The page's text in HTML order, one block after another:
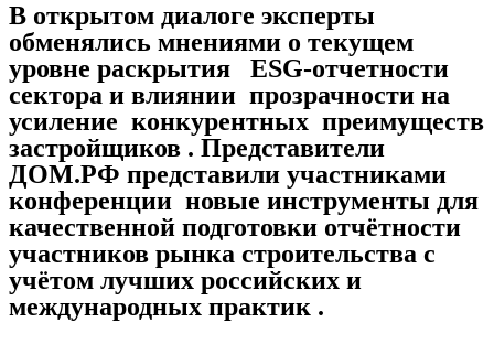
В открытом диалоге эксперты
обменялись мнениями о текущем
уровне раскрытия ESG-отчетности
сектора и влиянии прозрачности на
усиление конкурентных преимуществ
застройщиков . Представители
ДОМ.РФ представили участниками
конференции новые инструменты для
качественной подготовки отчётности
участников рынка строительства с
учётом лучших российских и
международных практик .